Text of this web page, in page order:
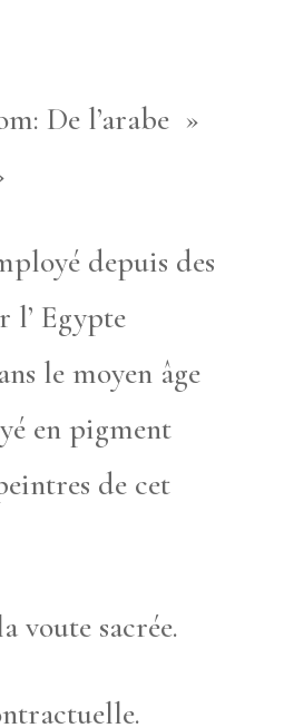
De l’arabe »
depuis des
l’ Egypte
le moyen âge
en pigment
de cet
voute sacrée.